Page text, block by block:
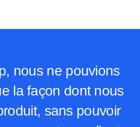
nous ne pouvions
la façon dont nous
sans pouvoir